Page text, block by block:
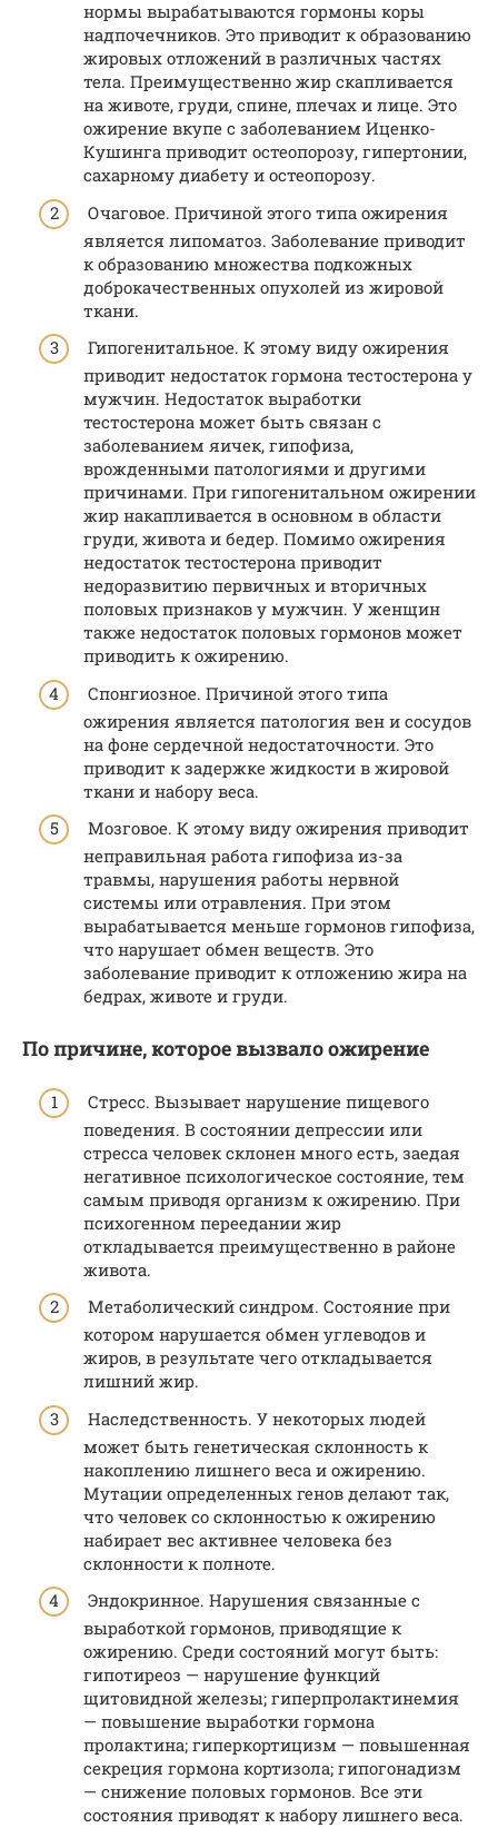
нормы вырабатываются гормоны коры
надпочечников. Это приводит к образованию
жировых отложений в различных частях
тела. Преимущественно жир скапливается
на животе, груди, спине, плечах и лице. Это
ожирение вкупе с заболеванием Иценко-
Кушинга приводит остеопорозу, гипертонии,
сахарному диабету и остеопорозу.
Очаговое. Причиной этого типа ожирения
является липоматоз. Заболевание приводит
к образованию множества подкожных
доброкачественных опухолей из жировой
ткани.
Гипогенитальное. К этому виду ожирения
приводит недостаток гормона тестостерона у
мужчин. Недостаток выработки
тестостерона может быть связан с
заболеванием яичек, гипофиза,
врожденными патологиями и другими
причинами. При гипогенитальном ожирении
жир накапливается в основном в области
груди, живота и бедер. Помимо ожирения
недостаток тестостерона приводит
недоразвитию первичных и вторичных
половых признаков у мужчин. У женщин
также недостаток половых гормонов может
приводить к ожирению.
Спонгиозное. Причиной этого типа
ожирения является патология вен и сосудов
на фоне сердечной недостаточности. Это
приводит к задержке жидкости в жировой
ткани и набору веса.
Мозговое. К этому виду ожирения приводит
неправильная работа гипофиза из-за
травмы, нарушения работы нервной
системы или отравления. При этом
вырабатывается меньше гормонов гипофиза,
что нарушает обмен веществ. Это
заболевание приводит к отложению жира на
бедрах, животе и груди.
По причине, которое вызвало ожирение
Стресс. Вызывает нарушение пищевого
поведения. В состоянии депрессии или
стресса человек склонен много есть, заедая
негативное психологическое состояние, тем
самым приводя организм к ожирению. При
психогенном переедании жир
откладывается преимущественно в районе
живота.
Метаболический синдром. Состояние при
котором нарушается обмен углеводов и
жиров, в результате чего откладывается
лишний жир.
Наследственность. У некоторых людей
может быть генетическая склонность к
накоплению лишнего веса и ожирению.
Мутации определенных генов делают так,
что человек со склонностью к ожирению
набирает вес активнее человека без
склонности к полноте.
Эндокринное. Нарушения связанные с
выработкой гормонов, приводящие к
ожирению. Среди состояний могут быть:
гипотиреоз — нарушение функций
щитовидной железы; гиперпролактинемия
— повышение выработки гормона
пролактина; гиперкортицизм — повышенная
секреция гормона кортизола; гипогонадизм
— снижение половых гормонов. Все эти
состояния приводят к набору лишнего веса.